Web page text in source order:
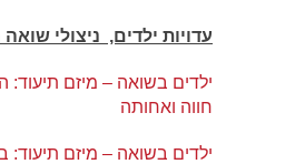
עדויות ילדים, ניצולי שואה
ילדים בשואה – מיזם תיעוד:
חווה ואחותה
ילדים בשואה – מיזם